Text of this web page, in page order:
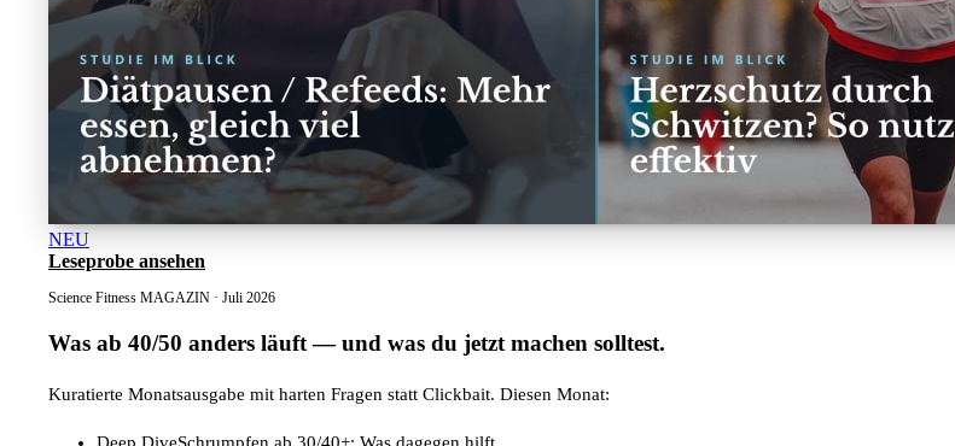
NEU
Leseprobe ansehen
Science Fitness MAGAZIN · Juli 2026
Was ab 40/50 anders läuft— und was du jetzt machen solltest.
Kuratierte Monatsausgabe mit harten Fragen statt Clickbait. Diesen Monat: